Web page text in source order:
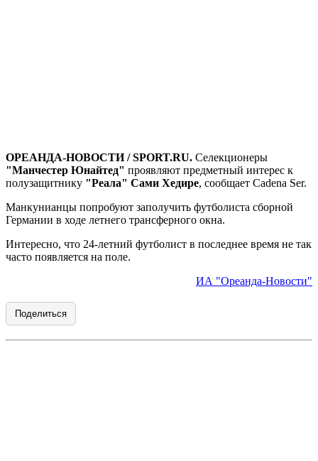
ОРЕАНДА-НОВОСТИ / SPORT.RU. Селекционеры
"Манчестер Юнайтед" проявляют предметный интерес к
полузащитнику "Реала" Сами Хедире, сообщает Cadena Ser.
Манкунианцы попробуют заполучить футболиста сборной
Германии в ходе летнего трансферного окна.
Интересно, что 24-летний футболист в последнее время не так
часто появляется на поле.
ИА "Ореанда-Новости"
Поделиться